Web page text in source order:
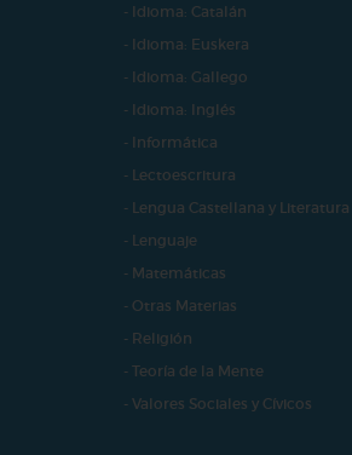
- Idioma: Catalán
- Idioma: Euskera
- Idioma: Gallego
- Idioma: Inglés
- Informática
- Lectoescritura
- Lengua Castellana y Literatura
- Lenguaje
- Matemáticas
- Otras Materias
- Religión
- Teoría de la Mente
- Valores Sociales y Cívicos